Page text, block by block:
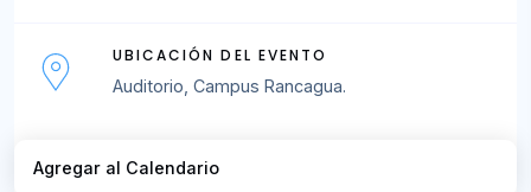
UBICACIÓN DEL EVENTO
Auditorio, Campus Rancagua.
Agregar al Calendario